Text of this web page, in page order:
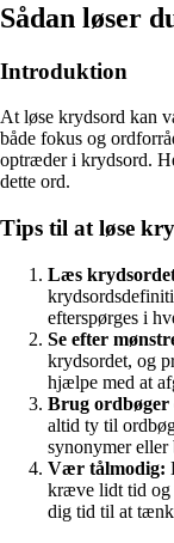
Sådan løser
Introduktion
At løse krydsord kan
både fokus og
optræder i krydsord.
dette ord.
Tips til at løse
Læs
efterspørges i
Se efter
krydsordet, og
hjælpe med at
Brug
altid ty til
synonymer
Vær tålmodig:
kræve lidt tid og
dig tid til at